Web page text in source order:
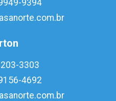
9394
3303
4692